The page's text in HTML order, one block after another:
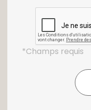
*Champs requis